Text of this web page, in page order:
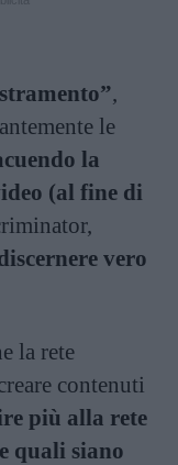
,
le
la
(al fine di
vero
la rete
contenuti
più alla rete
quali siano